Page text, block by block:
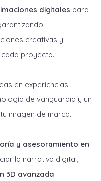
digitales para
creativas y
proyecto.
en experiencias
de vanguardia y un
imagen de marca.
y asesoramiento en
la narrativa digital,
3D avanzada.